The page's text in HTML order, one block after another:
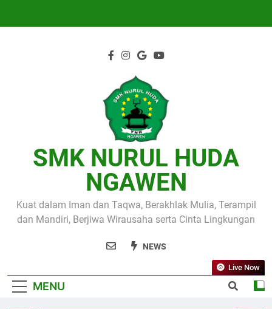
SMK NURUL HUDA
NGAWEN
Kuat dalam Iman dan Taqwa, Berakhlak Mulia, Terampil
dan Mandiri, Berjiwa Wirausaha serta Cinta Lingkungan
NEWS
MENU
Live Now